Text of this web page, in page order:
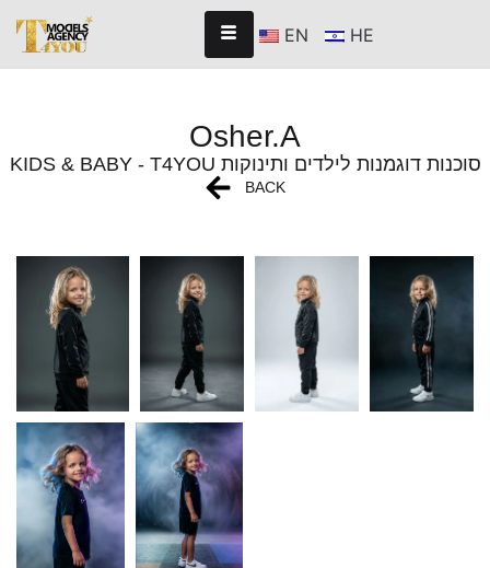
EN HE
Osher.A
KIDS & BABY - T4YOU סוכנות דוגמנות לילדים ותינוקות
BACK